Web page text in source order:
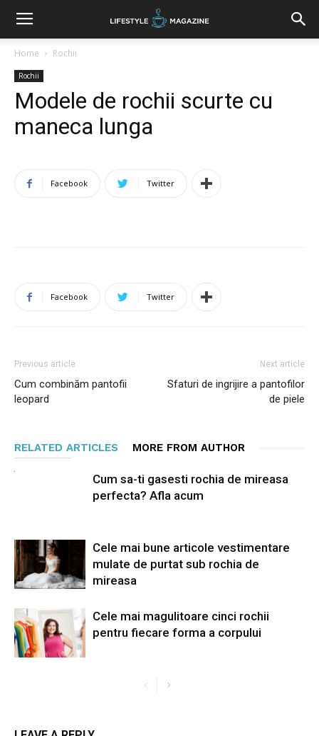
Home Rochii
Rochii
Modele de rochii scurte cu
maneca lunga
Facebook Twitter
Facebook Twitter
Previous article
Cum combinăm pantofii
leopard
Next article
Sfaturi de ingrijire a pantofilor
de piele
RELATED ARTICLES MORE FROM AUTHOR
Cum sa-ti gasesti rochia de mireasa
perfecta? Afla acum
Cele mai bune articole vestimentare
mulate de purtat sub rochia de
mireasa
Cele mai magulitoare cinci rochii
pentru fiecare forma a corpului